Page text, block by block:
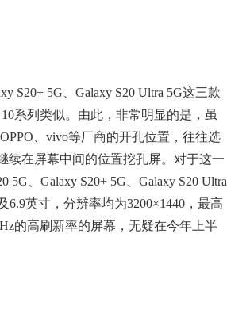
S20+ 5G、Galaxy S20 Ultra 5G这三款
系列类似。由此，非常明显的是，虽
、vivo等厂商的开孔位置，往往选
续在屏幕中间的位置挖孔屏。对于这一
、Galaxy S20+ 5G、Galaxy S20 Ultra
英寸，分辨率均为3200×1440，最高
的高刷新率的屏幕，无疑在今年上半